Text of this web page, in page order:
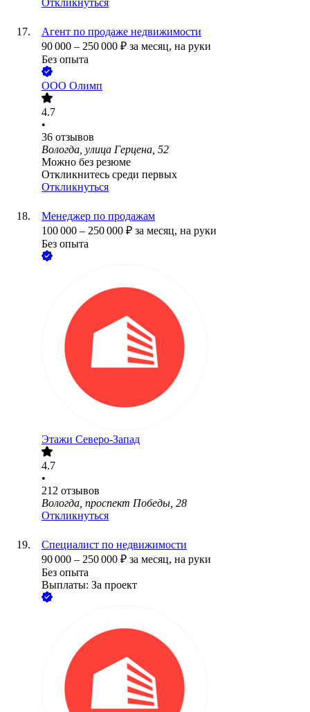
Откликнуться
Агент по продаже недвижимости
90 000 – 250 000 ₽ за месяц, на руки
Без опыта
ООО Олимп
4.7
•
36 отзывов
Вологда, улица Герцена, 52
Можно без резюме
Откликнитесь среди первых
Откликнуться
Менеджер по продажам
100 000 – 250 000 ₽ за месяц, на руки
Без опыта
Этажи Северо-Запад
4.7
•
212 отзывов
Вологда, проспект Победы, 28
Откликнуться
Специалист по недвижимости
90 000 – 250 000 ₽ за месяц, на руки
Без опыта
Выплаты: За проект